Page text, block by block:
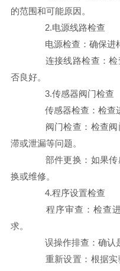
的范围和可能原因。
2.电源线路检查
电源检查：确保进样
连接线路检查：检
否良好。
3.传感器阀门检查
传感器检查：检查进
阀门检查：检查阀
滞或泄漏等问题。
部件更换：如果传
换或维修。
4.程序设置检查
程序审查：检查进
求。
误操作排查：确认是
重新设置：根据实